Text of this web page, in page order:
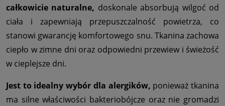
całkowicie naturalne, doskonale absorbują wilgoć od
ciała i zapewniają przepuszczalność powietrza, co
stanowi gwarancję komfortowego snu. Tkanina zachowa
ciepło w zimne dni oraz odpowiedni przewiew i świeżość
w cieplejsze dni.
Jest to idealny wybór dla alergików, ponieważ tkanina
ma silne właściwości bakteriobójcze oraz nie gromadzi